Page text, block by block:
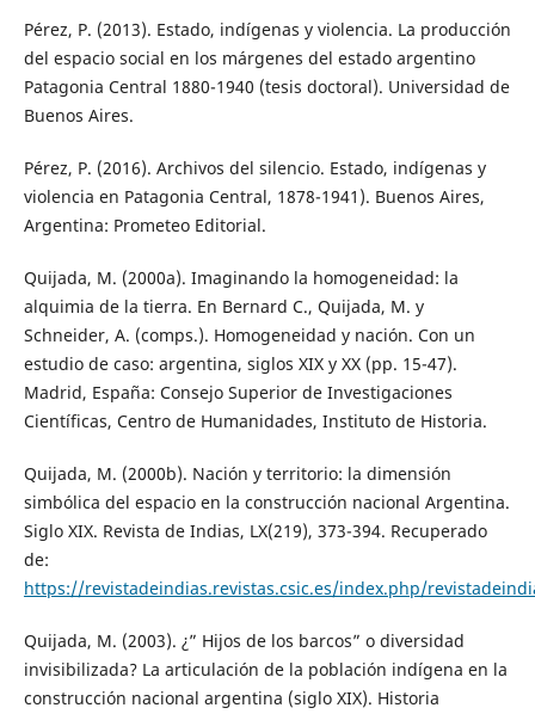
Pérez, P. (2013). Estado, indígenas y violencia. La producción
del espacio social en los márgenes del estado argentino
Patagonia Central 1880-1940 (tesis doctoral). Universidad de
Buenos Aires.
Pérez, P. (2016). Archivos del silencio. Estado, indígenas y
violencia en Patagonia Central, 1878-1941). Buenos Aires,
Argentina: Prometeo Editorial.
Quijada, M. (2000a). Imaginando la homogeneidad: la
alquimia de la tierra. En Bernard C., Quijada, M. y
Schneider, A. (comps.). Homogeneidad y nación. Con un
estudio de caso: argentina, siglos XIX y XX (pp. 15-47).
Madrid, España: Consejo Superior de Investigaciones
Científicas, Centro de Humanidades, Instituto de Historia.
Quijada, M. (2000b). Nación y territorio: la dimensión
simbólica del espacio en la construcción nacional Argentina.
Siglo XIX. Revista de Indias, LX(219), 373-394. Recuperado
de:
https://revistadeindias.revistas.csic.es/index.php/
Quijada, M. (2003). ¿” Hijos de los barcos” o diversidad
invisibilizada? La articulación de la población indígena en la
construcción nacional argentina (siglo XIX). Historia